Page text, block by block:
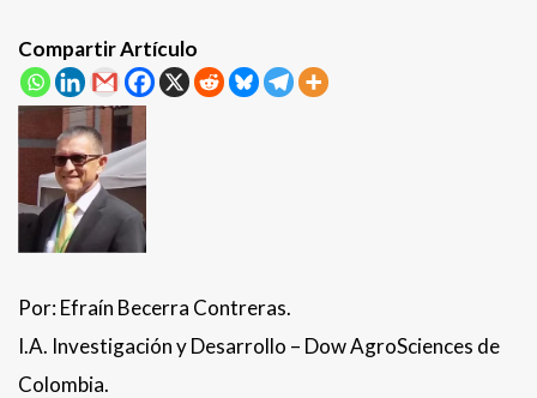
Compartir Artículo
Por: Efraín Becerra Contreras.
I.A. Investigación y Desarrollo – Dow AgroSciences de
Colombia.